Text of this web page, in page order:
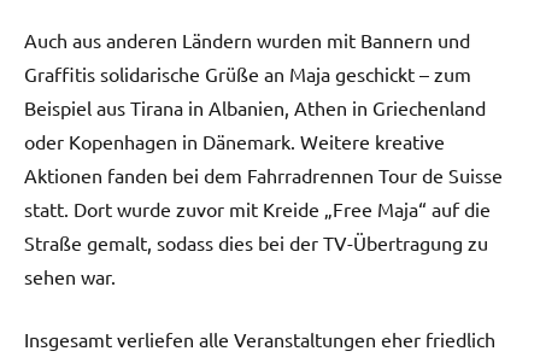
Auch aus anderen Ländern wurden mit Bannern und
Graffitis solidarische Grüße an Maja geschickt – zum
Beispiel aus Tirana in Albanien, Athen in Griechenland
oder Kopenhagen in Dänemark. Weitere kreative
Aktionen fanden bei dem Fahrradrennen Tour de Suisse
statt. Dort wurde zuvor mit Kreide „Free Maja“ auf die
Straße gemalt, sodass dies bei der TV-Übertragung zu
sehen war.
Insgesamt verliefen alle Veranstaltungen eher friedlich